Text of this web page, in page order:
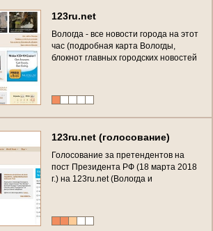
123ru.net
Вологда - все новости города на этот
час (подробная карта Вологды,
блокнот главных городских новостей
обновлением)
123ru.net (голосование)
Голосование за претендентов на
пост Президента РФ (18 марта 2018
г.) на 123ru.net (Вологда и